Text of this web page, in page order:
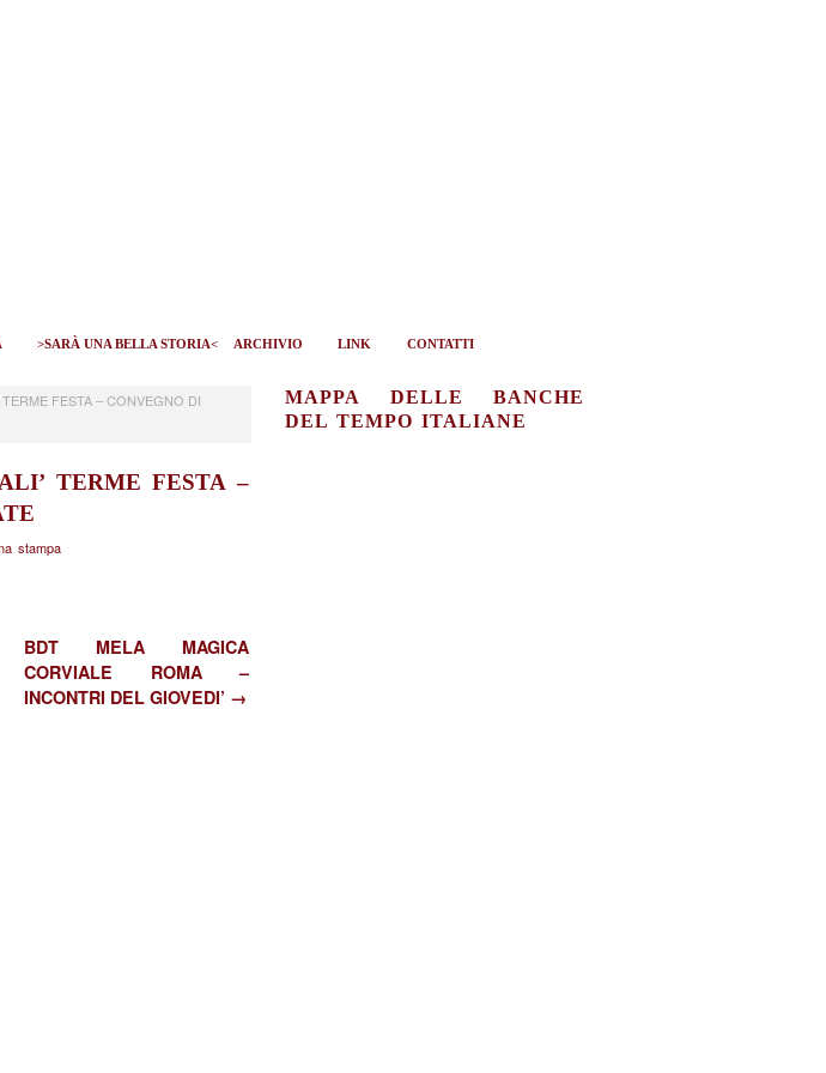
>SARÀ UNA BELLA STORIA< ARCHIVIO LINK CONTATTI
TERME FESTA – CONVEGNO DI
TERME FESTA –
stampa
BDT MELA MAGICA
CORVIALE ROMA –
INCONTRI DEL GIOVEDI’ →
MAPPA DELLE BANCHE
DEL TEMPO ITALIANE